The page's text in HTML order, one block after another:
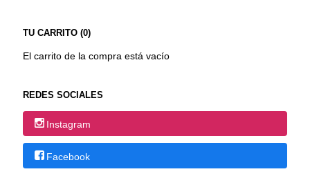
TU CARRITO (0)
El carrito de la compra está vacío
REDES SOCIALES
Instagram
Facebook